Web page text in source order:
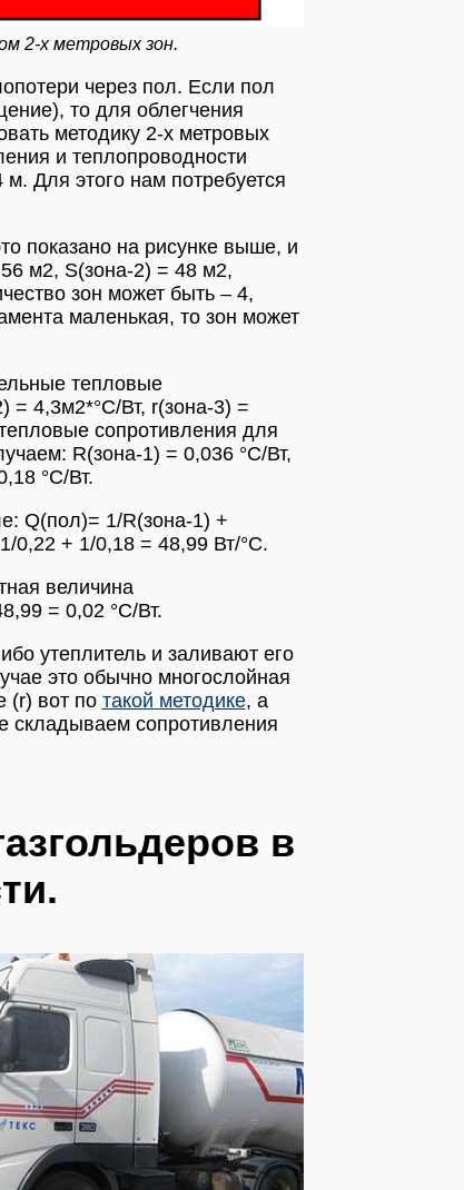
в
2-х метровых зон.
через пол. Если пол
то для облегчения
методику 2-х метровых
и теплопроводности
Для этого нам потребуется
показано на рисунке выше, и
м2, S(зона-2) = 48 м2,
зон может быть – 4,
маленькая, то зон может
тепловые
= 4,3м2*°С/Вт, r(зона-3) =
сопротивления для
R(зона-1) = 0,036 °С/Вт,
°С/Вт.
Q(пол)= 1/R(зона-1) +
0,22 + 1/0,18 = 48,99 Вт/°C.
величина
= 0,02 °С/Вт.
утеплитель и заливают его
это обычно многослойная
(r) вот по такой методике, а
складываем сопротивления